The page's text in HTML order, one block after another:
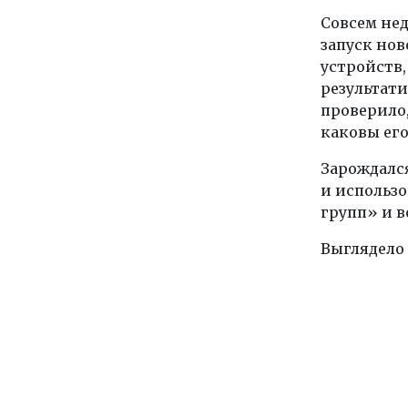
Совсем
запуск
каковы
и
групп» и